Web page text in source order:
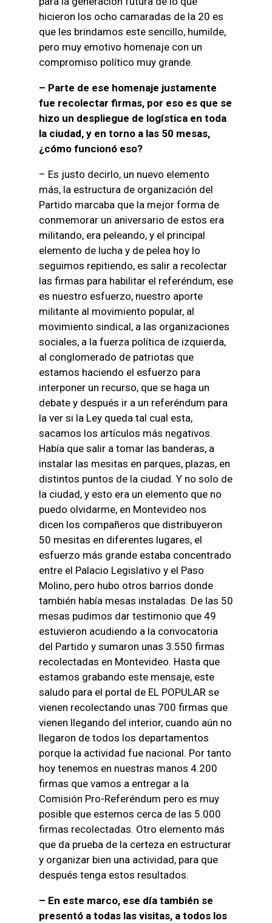
hicieron los ocho camaradas de la 20 es
que les brindamos este sencillo, humilde,
pero muy emotivo homenaje con un
compromiso político muy grande.
– Parte de ese homenaje justamente
fue recolectar firmas, por eso es que se
hizo un despliegue de logística en toda
la ciudad, y en torno a las 50 mesas,
¿cómo funcionó eso?
– Es justo decirlo, un nuevo elemento
más, la estructura de organización del
Partido marcaba que la mejor forma de
conmemorar un aniversario de estos era
militando, era peleando, y el principal
elemento de lucha y de pelea hoy lo
seguimos repitiendo, es salir a recolectar
las firmas para habilitar el referéndum, ese
es nuestro esfuerzo, nuestro aporte
militante al movimiento popular, al
movimiento sindical, a las organizaciones
sociales, a la fuerza política de izquierda,
al conglomerado de patriotas que
estamos haciendo el esfuerzo para
interponer un recurso, que se haga un
debate y después ir a un referéndum para
la ver si la Ley queda tal cual esta,
sacamos los artículos más negativos.
Había que salir a tomar las banderas, a
instalar las mesitas en parques, plazas, en
distintos puntos de la ciudad. Y no solo de
la ciudad, y esto era un elemento que no
puedo olvidarme, en Montevideo nos
dicen los compañeros que distribuyeron
50 mesitas en diferentes lugares, el
esfuerzo más grande estaba concentrado
entre el Palacio Legislativo y el Paso
Molino, pero hubo otros barrios donde
también había mesas instaladas. De las 50
mesas pudimos dar testimonio que 49
estuvieron acudiendo a la convocatoria
del Partido y sumaron unas 3.550 firmas
recolectadas en Montevideo. Hasta que
estamos grabando este mensaje, este
saludo para el portal de EL POPULAR se
vienen recolectando unas 700 firmas que
vienen llegando del interior, cuando aún no
llegaron de todos los departamentos
porque la actividad fue nacional. Por tanto
hoy tenemos en nuestras manos 4.200
firmas que vamos a entregar a la
Comisión Pro-Referéndum pero es muy
posible que estemos cerca de las 5.000
firmas recolectadas. Otro elemento más
que da prueba de la certeza en estructurar
y organizar bien una actividad, para que
después tenga estos resultados.
– En este marco, ese día también se
presentó a todas las visitas, a todos los